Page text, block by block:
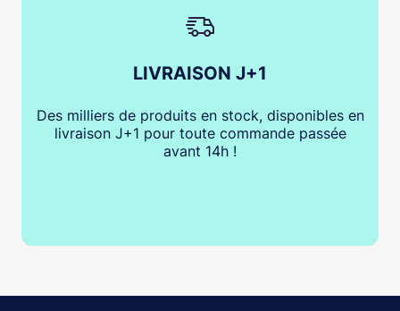
LIVRAISON J+1
Des milliers de produits en stock, disponibles en
livraison J+1 pour toute commande passée
avant 14h !